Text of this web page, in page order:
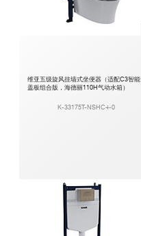
维亚五级旋风挂墙式坐便器（适配C3智能
盖板组合版，海德丽110H气动水箱）
K-33175T-NSHC4-0